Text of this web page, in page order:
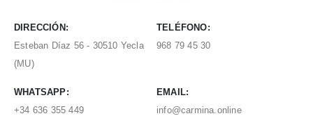
DIRECCIÓN:
Esteban Díaz 56 - 30510 Yecla
(MU)
TELÉFONO:
968 79 45 30
WHATSAPP:
+34 636 355 449
EMAIL:
info@carmina.online